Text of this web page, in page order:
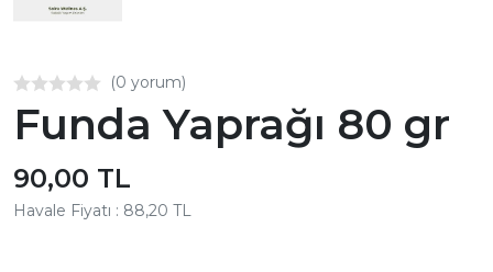
(0 yorum)
Funda Yaprağı 80 gr
90,00 TL
Havale Fiyatı : 88,20 TL